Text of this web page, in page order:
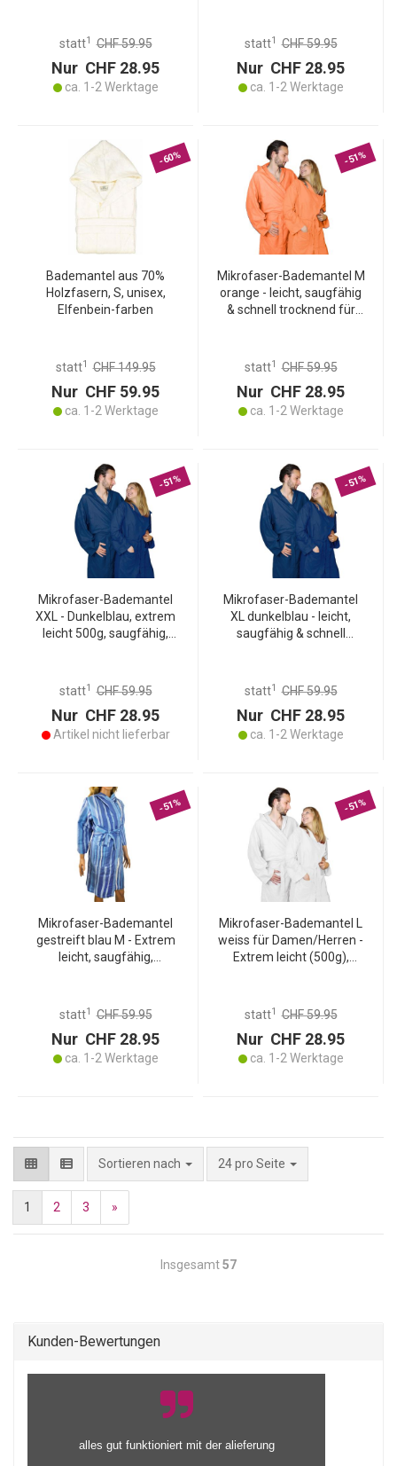
Sport, Sauna, Reise,
statt1 CHF 59.95
Nur CHF 28.95
ca. 1-2 Werktage
Sauna - 80% Polyester,
statt1 CHF 59.95
Nur CHF 28.95
ca. 1-2 Werktage
-60%
Bademantel aus 70%
Holzfasern, S, unisex,
Elfenbein-farben
statt1 CHF 149.95
Nur CHF 59.95
ca. 1-2 Werktage
-51%
Mikrofaser-Bademantel M
orange - leicht, saugfähig
& schnell trocknend für
80% Polyester, 20%
statt1 CHF 59.95
Nur CHF 28.95
ca. 1-2 Werktage
-51%
Mikrofaser-Bademantel
XXL - Dunkelblau, extrem
leicht 500g, saugfähig,
80% Polyester, 20%
statt1 CHF 59.95
Nur CHF 28.95
Artikel nicht lieferbar
-51%
Mikrofaser-Bademantel
XL dunkelblau - leicht,
saugfähig & schnell
80% Polyester, 20%
statt1 CHF 59.95
Nur CHF 28.95
ca. 1-2 Werktage
-51%
Mikrofaser-Bademantel
gestreift blau M - Extrem
leicht, saugfähig,
500g, waschbar bei 30°
statt1 CHF 59.95
Nur CHF 28.95
ca. 1-2 Werktage
-51%
Mikrofaser-Bademantel L
weiss für Damen/Herren -
Extrem leicht (500g),
für Sport, Reise, Sauna,
statt1 CHF 59.95
Nur CHF 28.95
ca. 1-2 Werktage
Sortieren nach 24 pro Seite
1 2 3 »
Insgesamt57
Kunden-Bewertungen
alles gut funktioniert mit der alieferung